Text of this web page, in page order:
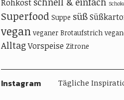
Rohkost
Superfood Suppe süß
vegan veganer Brotaufstrich
AlltagVorspeise Zitrone
Instagram Tägliche